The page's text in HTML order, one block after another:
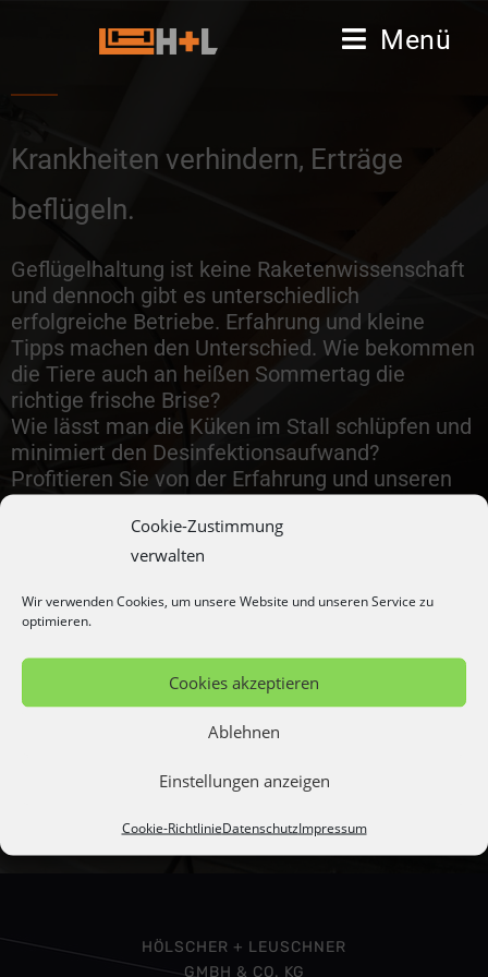
Cookie-Zustimmung
verwalten
Wir verwenden Cookies, um unsere Website und unseren Service zu
optimieren.
Cookies akzeptieren
Ablehnen
Einstellungen anzeigen
Cookie-RichtlinieDatenschutzImpressum
Menü
Krankheiten verhindern, Erträge
beflügeln.
Geflügelhaltung ist keine Raketenwissenschaft
und dennoch gibt es unterschiedlich
erfolgreiche Betriebe. Erfahrung und kleine
Tipps machen den Unterschied. Wie bekommen
die Tiere auch an heißen Sommertag die
richtige frische Brise?
Wie lässt man die Küken im Stall schlüpfen und
minimiert den Desinfektionsaufwand?
Profitieren Sie von der Erfahrung und unseren
Stalltechnik
Stallplanung
HÖLSCHER + LEUSCHNER
GMBH & CO. KG